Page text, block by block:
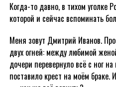
Когда-то давно, в тихом уголке
которой и сейчас вспоминать
Меня зовут Дмитрий Иванов.
двух огней: между любимой
дочери перевернуло всё с ног
поставило крест на моём